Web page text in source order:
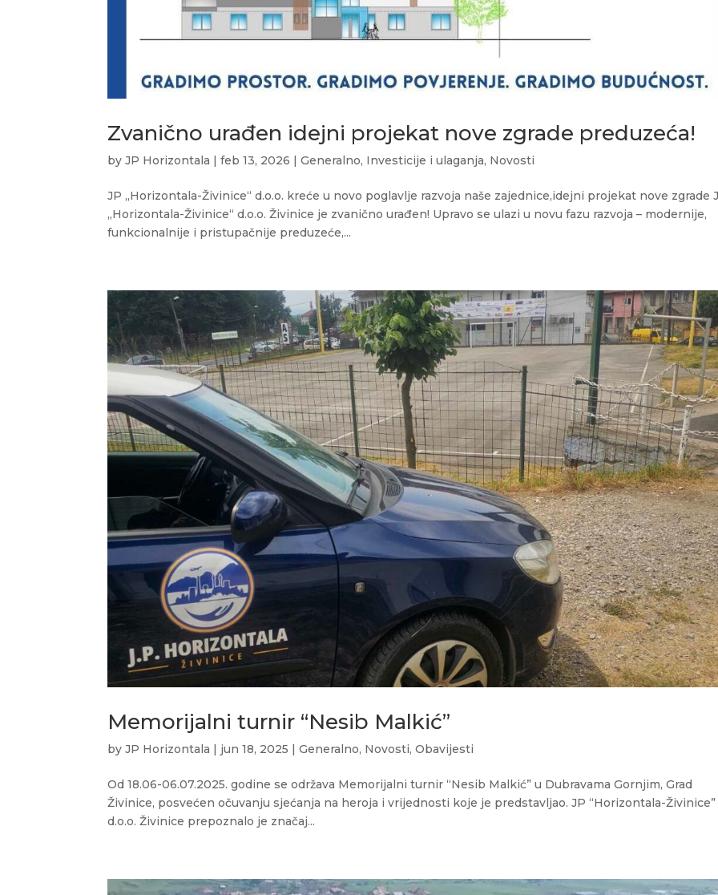
Zvanično urađen idejni projekat nove zgrade preduzeća!
byJP Horizontala |feb 13, 2026 |Generalno, Investicije i ulaganja, Novosti
JP „Horizontala-Živinice“ d.o.o. kreće u novo poglavlje razvoja naše zajednice,idejni projekat nove zgrade
„Horizontala-Živinice“ d.o.o. Živinice je zvanično urađen! Upravo se ulazi u novu fazu razvoja – modernije,
funkcionalnije i pristupačnije preduzeće,...
Memorijalni turnir “Nesib Malkić”
byJP Horizontala | jun 18, 2025 |Generalno, Novosti,Obavijesti
Od 18.06-06.07.2025. godine se održava Memorijalni turnir “Nesib Malkić” u Dubravama Gornjim, Grad
Živinice, posvećen očuvanju sjećanja na heroja i vrijednosti koje je predstavljao. JP “Horizontala-Živinice”
d.o.o. Živinice prepoznalo je značaj...